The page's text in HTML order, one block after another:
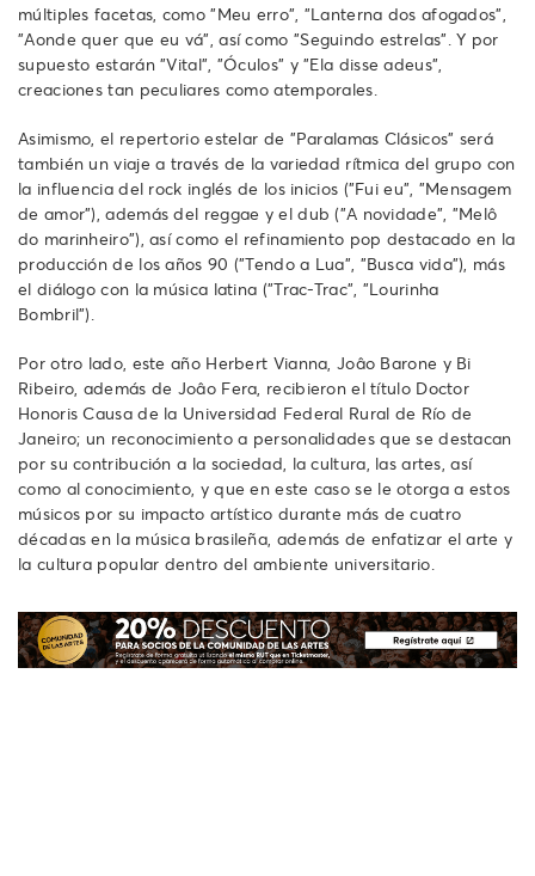
múltiples facetas, como "Meu erro", "Lanterna dos afogados",
"Aonde quer que eu vá", así como "Seguindo estrelas". Y por
supuesto estarán "Vital", "Óculos" y "Ela disse adeus",
creaciones tan peculiares como atemporales.
Asimismo, el repertorio estelar de "Paralamas Clásicos" será
también un viaje a través de la variedad rítmica del grupo con
la influencia del rock inglés de los inicios ("Fui eu", "Mensagem
de amor"), además del reggae y el dub ("A novidade", "Melô
do marinheiro"), así como el refinamiento pop destacado en la
producción de los años 90 ("Tendo a Lua", "Busca vida"), más
el diálogo con la música latina ("Trac-Trac", "Lourinha
Bombril").
Por otro lado, este año Herbert Vianna, Joâo Barone y Bi
Ribeiro, además de Joâo Fera, recibieron el título Doctor
Honoris Causa de la Universidad Federal Rural de Río de
Janeiro; un reconocimiento a personalidades que se destacan
por su contribución a la sociedad, la cultura, las artes, así
como al conocimiento, y que en este caso se le otorga a estos
músicos por su impacto artístico durante más de cuatro
décadas en la música brasileña, además de enfatizar el arte y
la cultura popular dentro del ambiente universitario.